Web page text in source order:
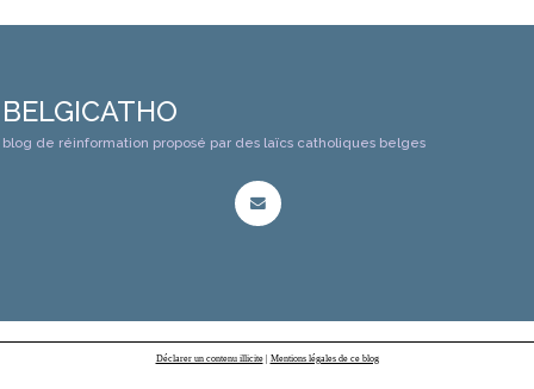
BELGICATHO
blog de réinformation proposé par des laïcs catholiques belges
Déclarer un contenu illicite| Mentions légales de ce blog